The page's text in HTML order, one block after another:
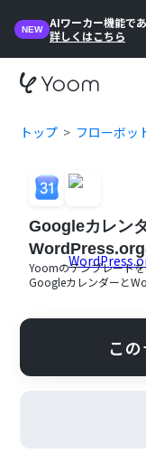
NEW
AIワーカー機能で
詳しくはこちら
トップ フローボッ
Googleカレン
WordPress.org
Yoomのテンプレート
Googleカレンダーと
こ